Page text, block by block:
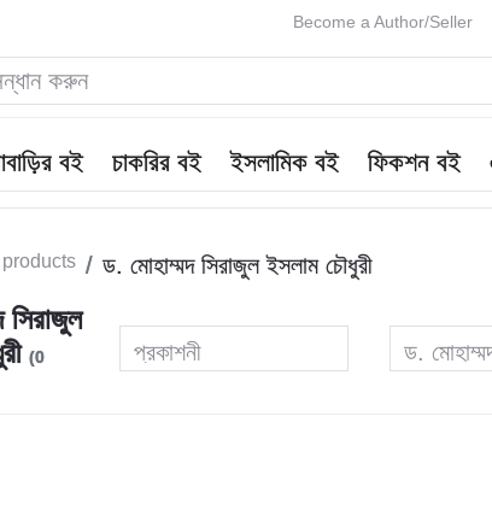
Become a Author/Seller
বই চাকরির বই ইসলামিক বই ফিকশন বই
ড. মোহাম্মদ সিরাজুল ইসলাম চৌধুরী
সিরাজুল
(0
প্রকাশনী ড.